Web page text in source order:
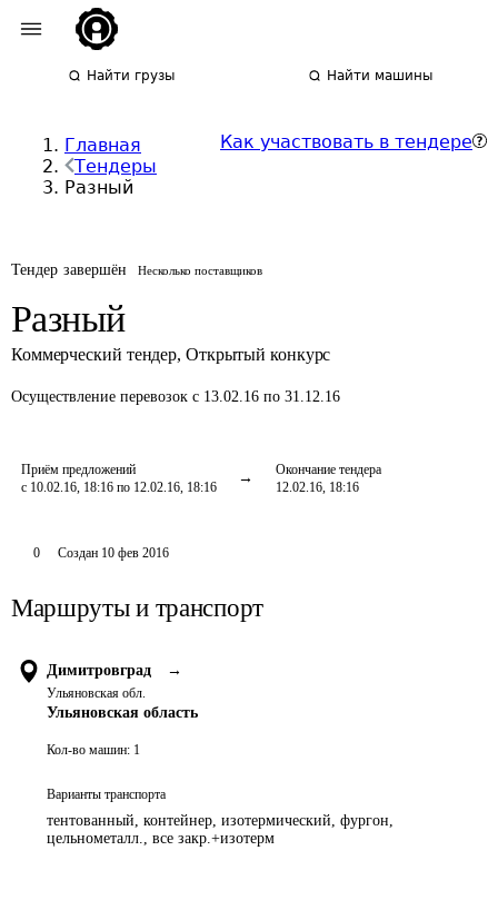
Найти грузы Найти машины
Главная
Тендеры
Разный
Как участвовать в тендере
Тендер завершён Несколько поставщиков
Разный
Коммерческий тендер, Открытый конкурс
Осуществление перевозок с 13.02.16 по 31.12.16
Приём предложений
с 10.02.16, 18:16 по 12.02.16, 18:16
Окончание тендера
12.02.16, 18:16
0 Создан 10 фев 2016
Маршруты и транспорт
Димитровград →
Ульяновская обл.
Ульяновская область
Кол-во машин: 1
Варианты транспорта
тентованный, контейнер, изотермический, фургон,
цельнометалл., все закр.+изотерм